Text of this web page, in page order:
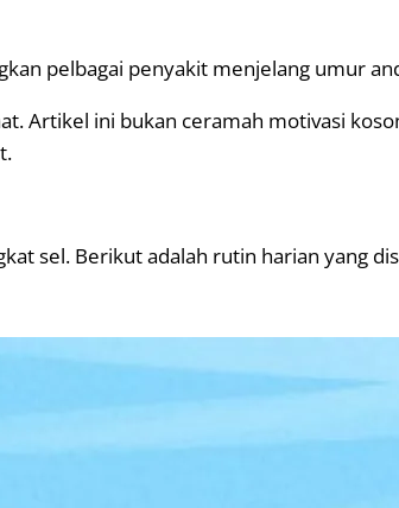
pelbagai penyakit menjelang umur
Artikel ini bukan ceramah motivasi
sel. Berikut adalah rutin harian yang